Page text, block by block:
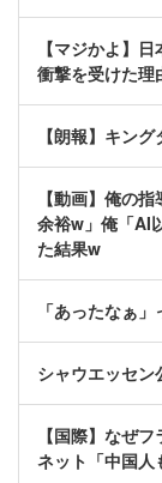
【マジかよ】
衝撃を受けた理
【朗報】キン
【動画】俺の
余裕w」俺「AI
た結果w
「あったなぁ
シャウエッセン
【国際】なぜ
ネット「中国人